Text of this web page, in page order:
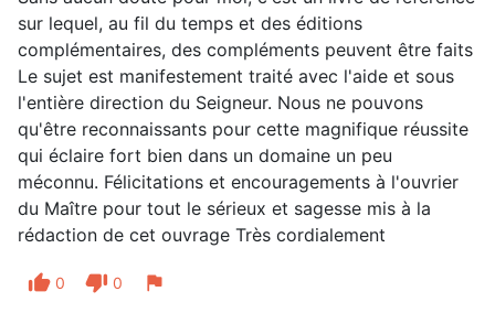
sur lequel, au fil du temps et des éditions
complémentaires, des compléments peuvent être faits
Le sujet est manifestement traité avec l'aide et sous
l'entière direction du Seigneur. Nous ne pouvons
qu'être reconnaissants pour cette magnifique réussite
qui éclaire fort bien dans un domaine un peu
méconnu. Félicitations et encouragements à l'ouvrier
du Maître pour tout le sérieux et sagesse mis à la
rédaction de cet ouvrage Très cordialement
thumb_up 0 thumb_down 0 flag